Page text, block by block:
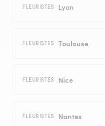
FLEURISTES Lyon
FLEURISTES Toulouse
FLEURISTES Nice
FLEURISTES Nantes